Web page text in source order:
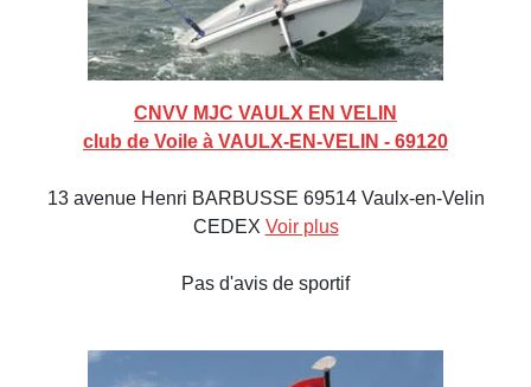
CNVV MJC VAULX EN VELIN
club de Voile à VAULX-EN-VELIN - 69120
13 avenue Henri BARBUSSE 69514 Vaulx-en-Velin
CEDEX Voir plus
Pas d'avis de sportif